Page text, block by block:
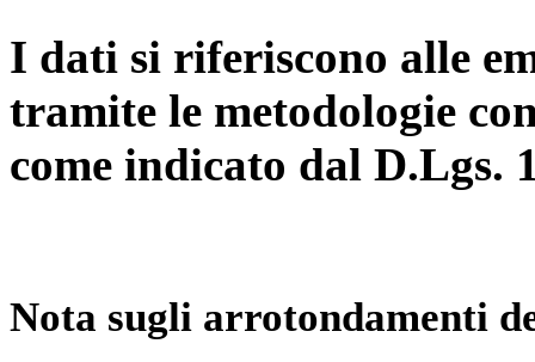
I dati si riferiscono alle
tramite le metodologie
come indicato dal D.Lgs.
Nota sugli arrotondamenti